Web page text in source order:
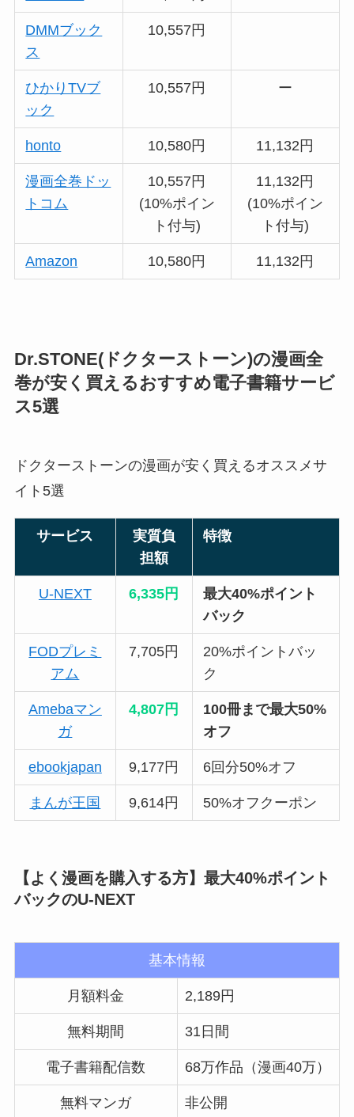
DMMブック
ス
10,557円
ひかりTVブ
ック
10,557円 ー
honto 10,580円 11,132円
漫画全巻ドッ
トコム
10,557円
(10%ポイン
ト付与)
11,132円
(10%ポイン
ト付与)
Amazon 10,580円 11,132円
Dr.STONE(ドクターストーン)の漫画全
巻が安く買えるおすすめ電子書籍サービ
ス5選
ドクターストーンの漫画が安く買えるオススメサ
イト5選
サービス
実質負
担額
特徴
U-NEXT 6,335円
最大40%ポイント
バック
FODプレミ
アム
7,705円
20%ポイントバッ
ク
Amebaマン
ガ
4,807円
100冊まで最大50%
オフ
ebookjapan 9,177円 6回分50%オフ
まんが王国 9,614円 50%オフクーポン
【よく漫画を購入する方】最大40%ポイント
バックのU-NEXT
基本情報
月額料金 2,189円
無料期間 31日間
電子書籍配信数 68万作品（漫画40万）
無料マンガ 非公開